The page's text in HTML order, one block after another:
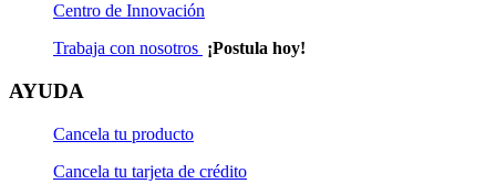
Solicitud de Suscripción Programada
Solicitud de Transferencia
Centro de Innovación
Trabaja con nosotros ¡Postula hoy!
AYUDA
Cancela tu producto
Cancela tu tarjeta de crédito